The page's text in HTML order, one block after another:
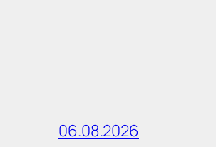
06.08.2026